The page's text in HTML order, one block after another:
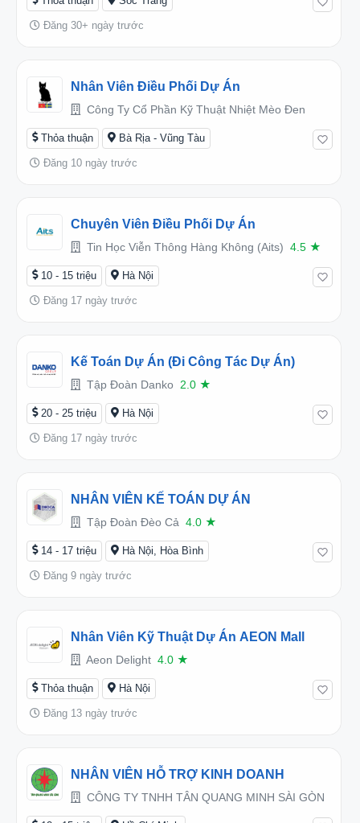
Đăng 30+ ngày trước
Nhân Viên Điều Phối Dự Án
Công Ty Cổ Phần Kỹ Thuật Nhiệt Mèo Đen
Thỏa thuận Bà Rịa - Vũng Tàu
Đăng 10 ngày trước
Chuyên Viên Điều Phối Dự Án
Tin Học Viễn Thông Hàng Không (Aits) 4.5 ★
10 - 15 triệu Hà Nội
Đăng 17 ngày trước
Kế Toán Dự Án (Đi Công Tác Dự Án)
Tập Đoàn Danko 2.0 ★
20 - 25 triệu Hà Nội
Đăng 17 ngày trước
NHÂN VIÊN KẾ TOÁN DỰ ÁN
Tập Đoàn Đèo Cả 4.0 ★
14 - 17 triệu Hà Nội, Hòa Bình
Đăng 9 ngày trước
Nhân Viên Kỹ Thuật Dự Án AEON Mall
Aeon Delight 4.0 ★
Thỏa thuận Hà Nội
Đăng 13 ngày trước
NHÂN VIÊN HỖ TRỢ KINH DOANH
CÔNG TY TNHH TÂN QUANG MINH SÀI GÒN